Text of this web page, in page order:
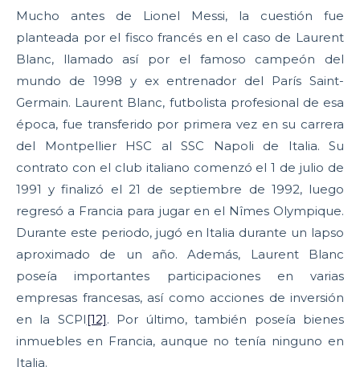
Mucho antes de Lionel Messi, la cuestión fue
planteada por el fisco francés en el caso de Laurent
Blanc, llamado así por el famoso campeón del
mundo de 1998 y ex entrenador del París Saint-
Germain. Laurent Blanc, futbolista profesional de esa
época, fue transferido por primera vez en su carrera
del Montpellier HSC al SSC Napoli de Italia. Su
contrato con el club italiano comenzó el 1 de julio de
1991 y finalizó el 21 de septiembre de 1992, luego
regresó a Francia para jugar en el Nîmes Olympique.
Durante este periodo, jugó en Italia durante un lapso
aproximado de un año. Además, Laurent Blanc
poseía importantes participaciones en varias
empresas francesas, así como acciones de inversión
en la SCPI[12]. Por último, también poseía bienes
inmuebles en Francia, aunque no tenía ninguno en
Italia.